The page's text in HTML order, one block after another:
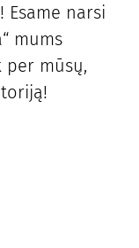
Esame narsi
mums
per mūsų,